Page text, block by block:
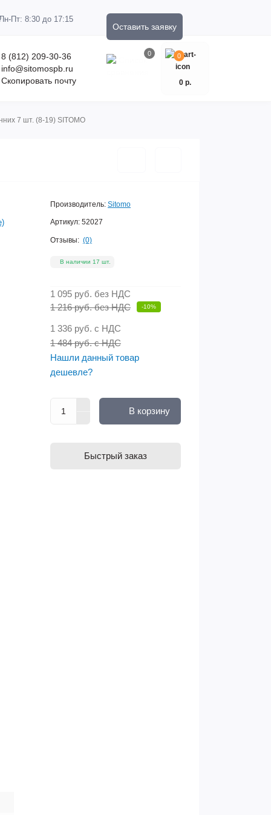
Пт: 8:30 до 17:15
Оставить заявку
8 (812) 209-30-36
info@sitomospb.ru
Скопировать почту
0 0
0 р.
7 шт. (8-19) SITOMO
Производитель: Sitomo
Артикул: 52027
Отзывы: (0)
В наличии 17 шт.
1 095 руб. без НДС
1 216 руб. без НДС
-10%
1 336 руб. с НДС
1 484 руб. с НДС
Нашли данный товар
дешевле?
В корзину
Быстрый заказ